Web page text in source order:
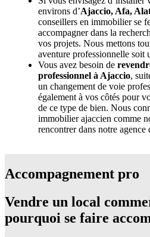
environs d’Ajaccio, Afa,
conseillers en immobilier se
accompagner dans la
vos projets. Nous mettons
aventure professionnelle soit
Vous avez besoin de
professionnel à Ajaccio,
un changement de voie
également à vos côtés pour
de ce type de bien. Nous
immobilier ajaccien comme
rencontrer dans notre agence
Accompagnement pro
Vendre un local
pourquoi se faire